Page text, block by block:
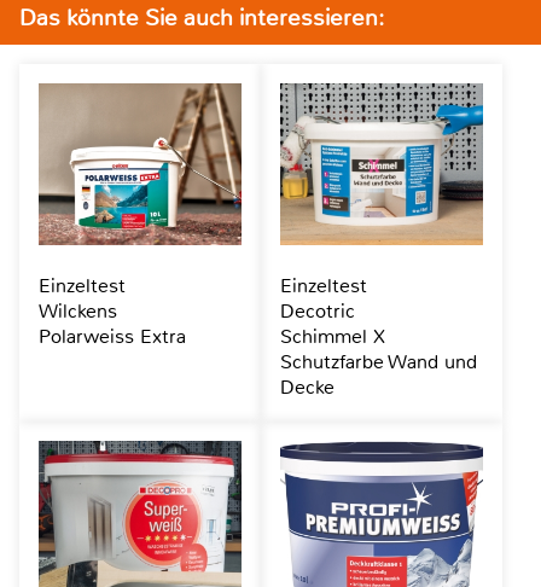
Das könnte Sie auch interessieren:
Einzeltest
Wilckens
Polarweiss Extra
Einzeltest
Decotric
Schimmel X
Schutzfarbe Wand und
Decke